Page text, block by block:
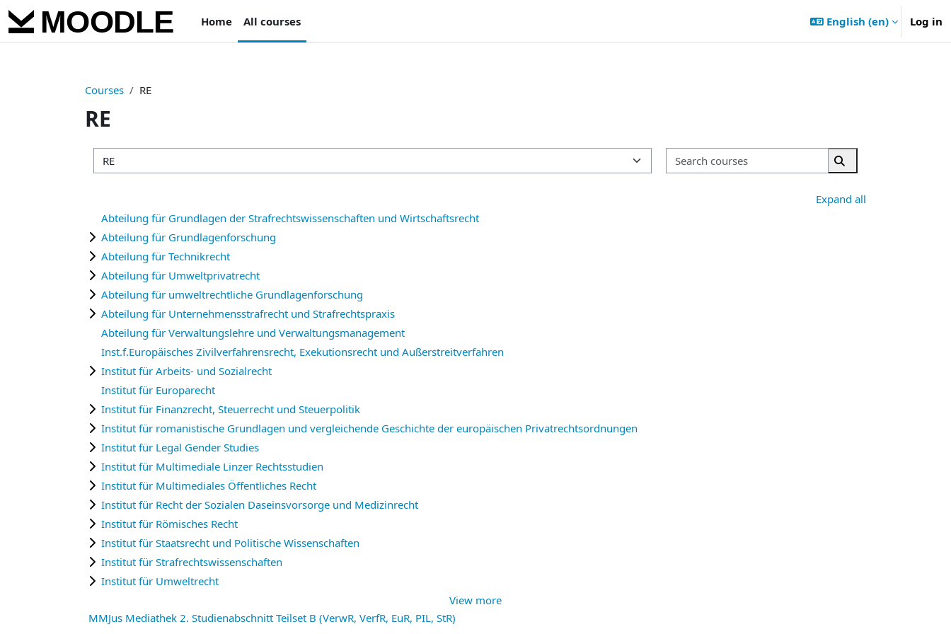
Skip to main content
Home
All courses English ‎(en)‎ Log in
Courses RE
RE
Course categories
Search courses
Search courses
Expand all
Abteilung für Grundlagen der Strafrechtswissenschaften und Wirtschaftsrecht
Abteilung für Grundlagenforschung
Abteilung für Technikrecht
Abteilung für Umweltprivatrecht
Abteilung für umweltrechtliche Grundlagenforschung
Abteilung für Unternehmensstrafrecht und Strafrechtspraxis
Abteilung für Verwaltungslehre und Verwaltungsmanagement
Inst.f.Europäisches Zivilverfahrensrecht, Exekutionsrecht und Außerstreitverfahren
Institut für Arbeits- und Sozialrecht
Institut für Europarecht
Institut für Finanzrecht, Steuerrecht und Steuerpolitik
Institut für romanistische Grundlagen und vergleichende Geschichte der europäischen Privatrechtsordnungen
Institut für Legal Gender Studies
Institut für Multimediale Linzer Rechtsstudien
Institut für Multimediales Öffentliches Recht
Institut für Recht der Sozialen Daseinsvorsorge und Medizinrecht
Institut für Römisches Recht
Institut für Staatsrecht und Politische Wissenschaften
Institut für Strafrechtswissenschaften
Institut für Umweltrecht
View more
MMJus Mediathek 2. Studienabschnitt Teilset B (VerwR, VerfR, EuR, PIL, StR)